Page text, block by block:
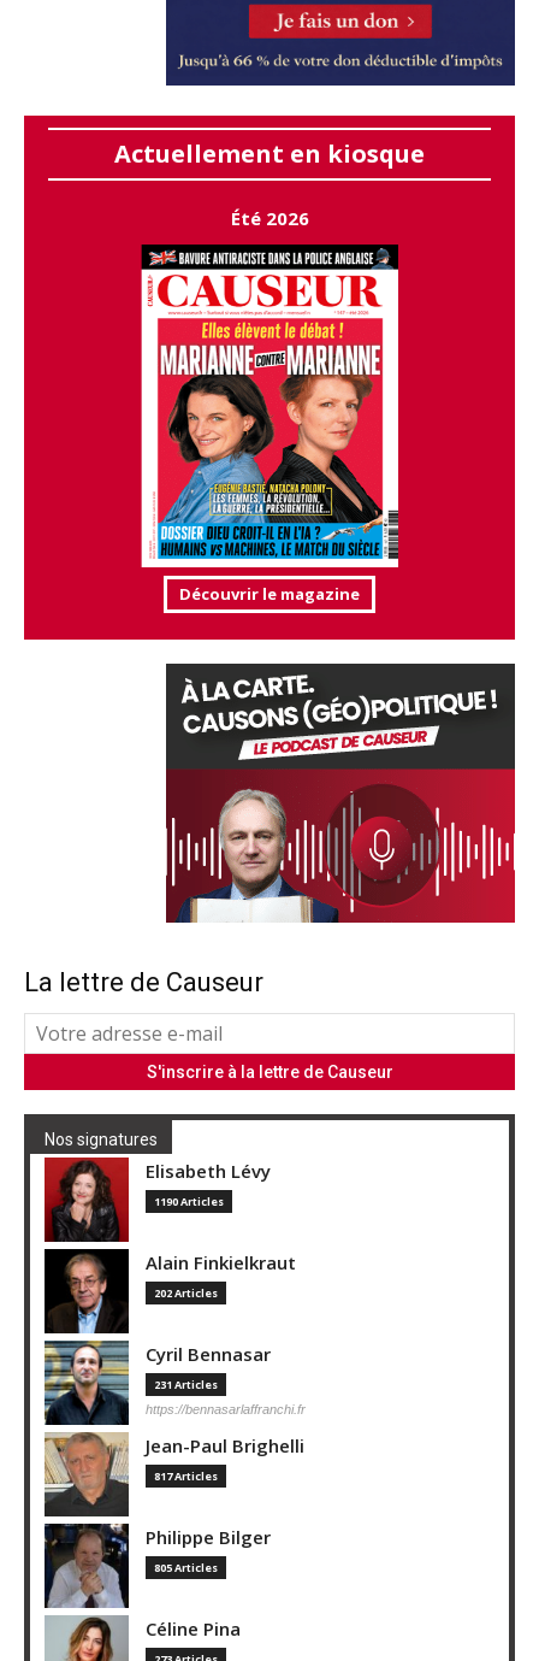
Actuellement en kiosque
Été 2026
Découvrir le magazine
La lettre de Causeur
Nos signatures
Elisabeth Lévy
1190 Articles
Alain Finkielkraut
202 Articles
Cyril Bennasar
231 Articles
https://bennasarlaffranchi.fr
Jean-Paul Brighelli
817 Articles
Philippe Bilger
805 Articles
Céline Pina